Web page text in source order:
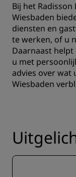
Bij het Radisson
Wiesbaden
diensten en
te werken, of u
Daarnaast
u met
advies over wat
Wiesbaden